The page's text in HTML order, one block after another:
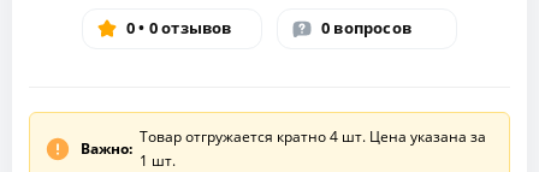
0 • 0 отзывов 0 вопросов
Важно:
Товар отгружается кратно 4 шт. Цена указана за
1 шт.